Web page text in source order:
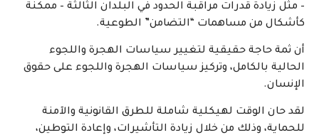
– مثل زيادة قدرات مراقبة الحدود في البلدان الثالثة – ممكنة
كأشكال من مساهمات “التضامن” الطوعية.
أن ثمة حاجة حقيقية لتغيير سياسات الهجرة واللجوء
الحالية بالكامل، وتركيز سياسات الهجرة واللجوء على حقوق
الإنسان.
لقد حان الوقت لهيكلية شاملة للطرق القانونية والآمنة
للحماية، وذلك من خلال زيادة التأشيرات، وإعادة التوطين،